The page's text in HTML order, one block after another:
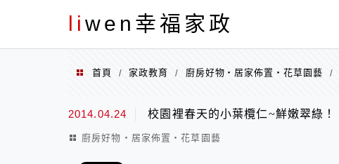
li wen幸福家政
menu
首頁 / 家政教育 / 廚房好物‧居家佈置‧花草園藝 /
2014.04.24 校園裡春天的小葉欖仁~鮮嫩翠綠！
廚房好物‧居家佈置‧花草園藝